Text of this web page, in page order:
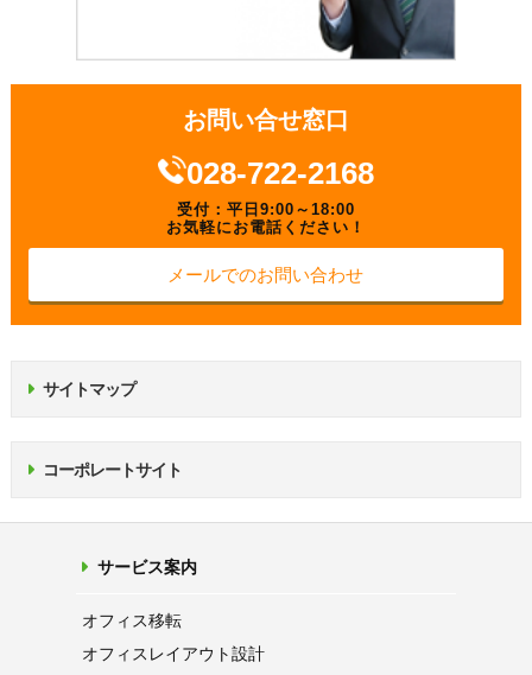
お問い合せ窓口
028-722-2168
受付：平日9:00～18:00
お気軽にお電話ください！
メールでのお問い合わせ
サイトマップ
コーポレートサイト
サービス案内
オフィス移転
オフィス レイアウト設計